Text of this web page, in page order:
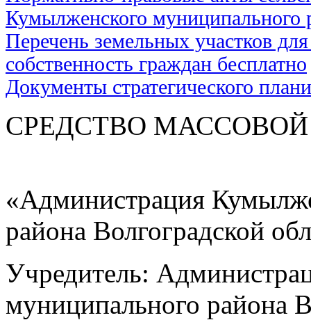
Кумылженского муниципального
Перечень земельных участков
собственность граждан бесплатно
Документы стратегического
СРЕДСТВО
«Администрация
района Волгоградской
Учредитель:
муниципального района